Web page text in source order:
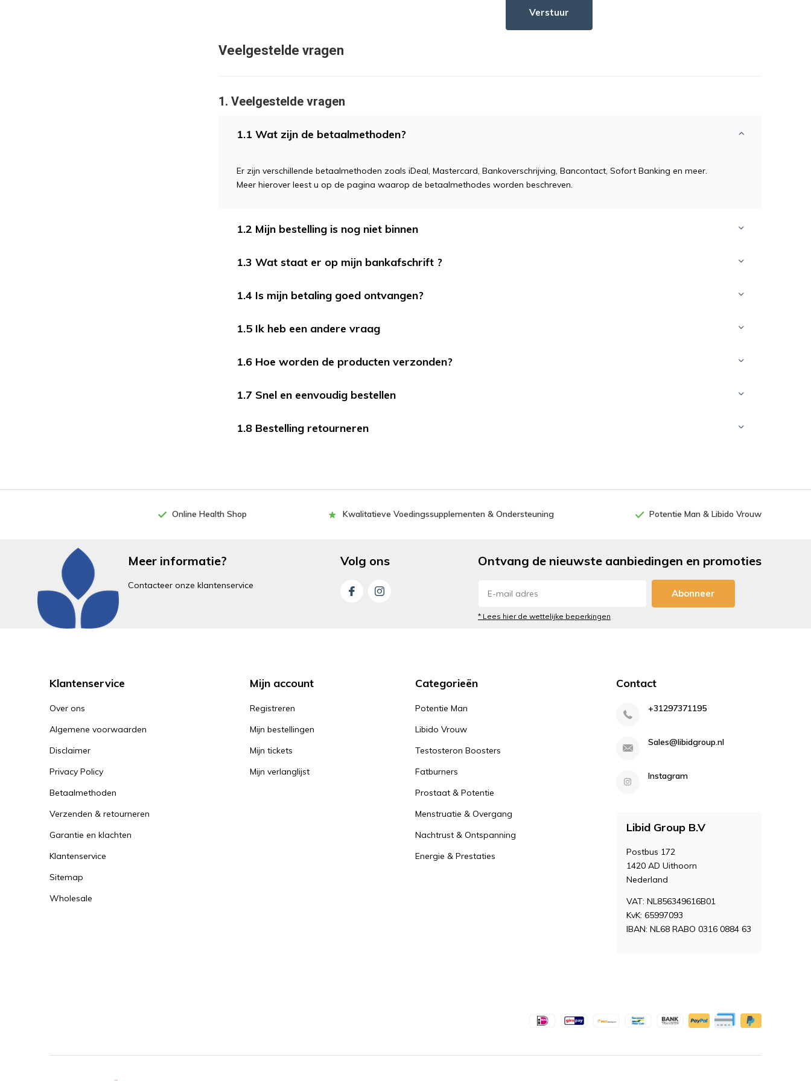
Verstuur
Veelgestelde vragen
1. Veelgestelde vragen
1.1 Wat zijn de betaalmethoden?
Er zijn verschillende betaalmethoden zoals iDeal, Mastercard, Bankoverschrijving, Bancontact, Sofort Banking en meer.
Meer hierover leest u op de pagina waarop de betaalmethodes worden beschreven.
1.2 Mijn bestelling is nog niet binnen
1.3 Wat staat er op mijn bankafschrift ?
1.4 Is mijn betaling goed ontvangen?
1.5 Ik heb een andere vraag
1.6 Hoe worden de producten verzonden?
1.7 Snel en eenvoudig bestellen
1.8 Bestelling retourneren
Online Health Shop Kwalitatieve Voedingssupplementen & Ondersteuning Potentie Man & Libido Vrouw
Meer informatie?
Contacteer onze klantenservice
Volg ons Ontvang de nieuwste aanbiedingen en promoties
Abonneer
* Lees hier de wettelijke beperkingen
Klantenservice
Over ons
Algemene voorwaarden
Disclaimer
Privacy Policy
Betaalmethoden
Verzenden & retourneren
Garantie en klachten
Klantenservice
Sitemap
Wholesale
Mijn account
Registreren
Mijn bestellingen
Mijn tickets
Mijn verlanglijst
Categorieën
Potentie Man
Libido Vrouw
Testosteron Boosters
Fatburners
Prostaat & Potentie
Menstruatie & Overgang
Nachtrust & Ontspanning
Energie & Prestaties
Contact
+31297371195
Sales@libidgroup.nl
Instagram
Libid Group B.V
Postbus 172
1420 AD Uithoorn
Nederland
VAT: NL856349616B01
KvK: 65997093
IBAN: NL68 RABO 0316 0884 63